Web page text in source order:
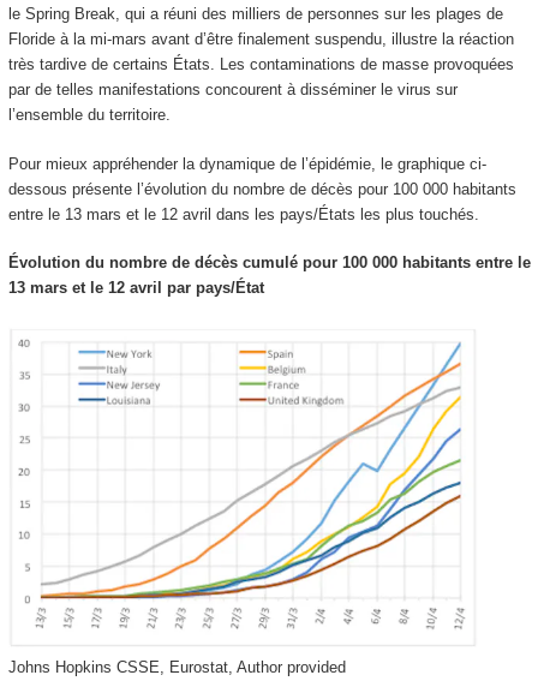
le Spring Break, qui a réuni des milliers de personnes sur les plages de
Floride à la mi-mars avant d’être finalement suspendu, illustre la réaction
très tardive de certains États. Les contaminations de masse provoquées
par de telles manifestations concourent à disséminer le virus sur
l’ensemble du territoire.
Pour mieux appréhender la dynamique de l’épidémie, le graphique ci-
dessous présente l’évolution du nombre de décès pour 100 000 habitants
entre le 13 mars et le 12 avril dans les pays/États les plus touchés.
Évolution du nombre de décès cumulé pour 100 000 habitants entre le
13 mars et le 12 avril par pays/État
Johns Hopkins CSSE, Eurostat, Author provided